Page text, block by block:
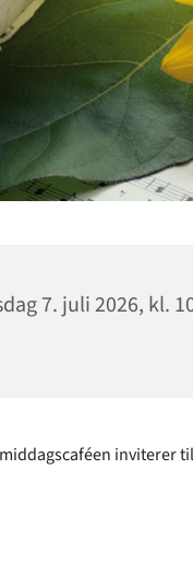
7. juli 2026, kl.
inviterer